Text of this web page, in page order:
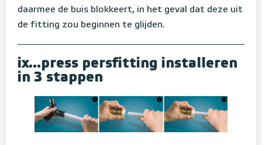
daarmee de buis blokkeert, in het geval dat deze uit
de fitting zou beginnen te glijden.
ix...press persfitting installeren
in 3 stappen